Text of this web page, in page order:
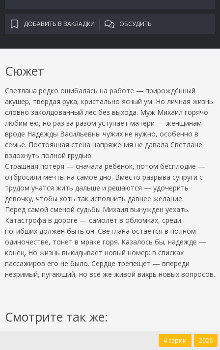
ДОБАВИТЬ В ЗАКЛАДКИ ОБСУДИТЬ
Сюжет
Светлана редко ошибалась на работе — прирождённый
акушер, твердая рука, кристально ясный ум. Но личная жизнь
словно заколдованный лес без выхода. Муж Михаил горячо
любим ею, но раз за разом уступает матери — женщинам
вроде Надежды Васильевны чужих не нужно, особенно в
семье. Постоянная стена напряжения не давала Светлане
вздохнуть полной грудью.
Страшная потеря — сначала ребёнок, потом бесплодие —
отбросили мечты на самое дно. Вместо разрыва супруги с
трудом учатся жить дальше и решаются — удочерить
девочку, чтобы хоть так исполнить давнее желание.
Перед самой сменой судьбы Михаил вынужден уехать.
Катастрофа в дороге — самолёт в обломках, среди
погибших должен быть он. Светлана остаётся в полном
одиночестве, тонет в мраке горя. Казалось бы, надежде —
конец. Но жизнь выкидывает новый номер: в списках
пассажиров его не было. Сердце трепещет — впереди
незримый, пугающий, но всё же живой вихрь новых вопросов.
Смотрите так же:
4 серии 2026